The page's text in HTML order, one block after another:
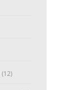
(12)